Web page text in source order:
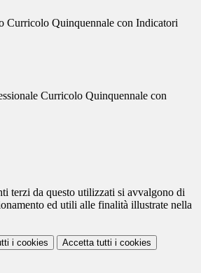
Curricolo Quinquennale con Indicatori
Curricolo Quinquennale con
terzi da questo utilizzati si avvalgono di
ed utili alle finalità illustrate nella
i cookies Accetta tutti i cookies